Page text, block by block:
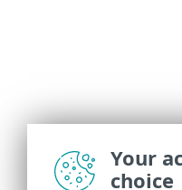
Your
choice